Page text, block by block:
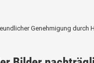
Genehmigung durch